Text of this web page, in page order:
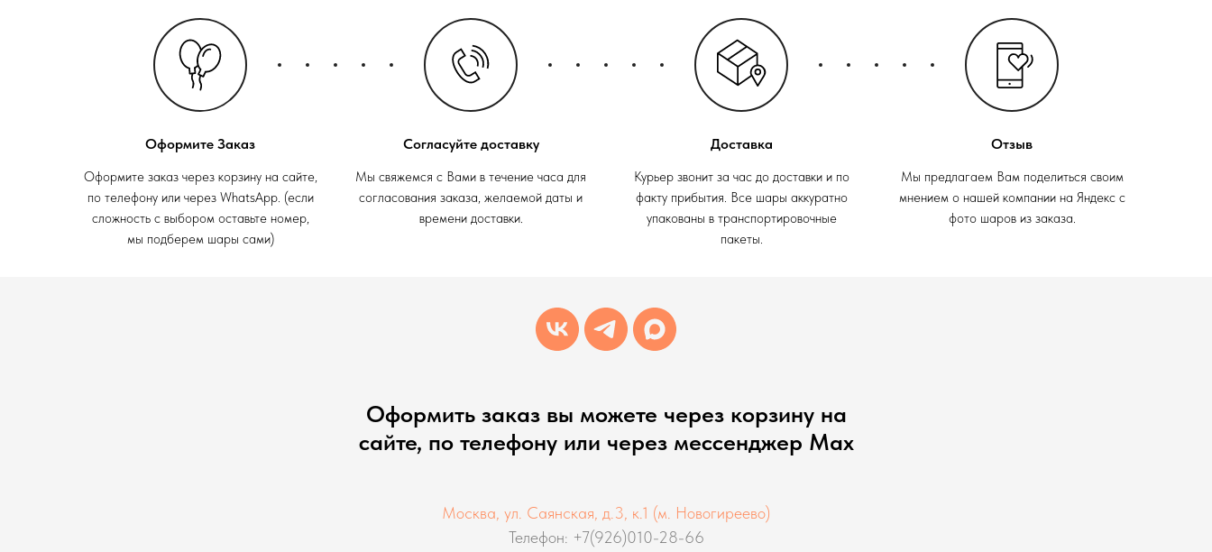
Оформите Заказ
Оформите заказ через корзину на сайте,
по телефону или через WhatsApp. (если
сложность с выбором оставьте номер,
мы подберем шары сами)
Согласуйте доставку
Мы свяжемся с Вами в течение часа для
согласования заказа, желаемой даты и
времени доставки.
Доставка
Курьер звонит за час до доставки и по
факту прибытия. Все шары аккуратно
упакованы в транспортировочные
пакеты.
Отзыв
Мы предлагаем Вам поделиться своим
мнением о нашей компании на Яндекс с
фото шаров из заказа.
Оформить заказ вы можете через корзину на
сайте, по телефону или через мессенджер Max
Москва, ул. Саянская, д.3, к.1 (м. Новогиреево)
Телефон: +7(926)010-28-66